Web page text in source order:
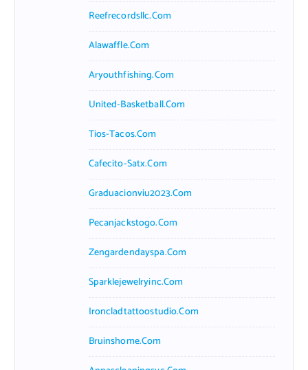
Reefrecordsllc.com
Alawaffle.com
Aryouthfishing.com
United-Basketball.com
Tios-Tacos.com
Cafecito-Satx.com
Graduacionviu2023.com
Pecanjackstogo.com
Zengardendayspa.com
Sparklejewelryinc.com
Ironcladtattoostudio.com
Bruinshome.com